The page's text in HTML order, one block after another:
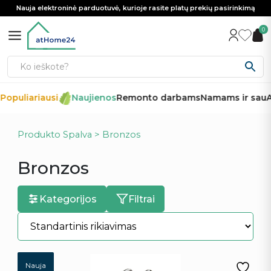
Nauja elektroninė parduotuvė, kurioje rasite platų prekių pasirinkimą
0
NaujienosRemonto darbamsNamams ir sau
Produkto Spalva > Bronzos
Bronzos
Kategorijos Filtrai
Nauja